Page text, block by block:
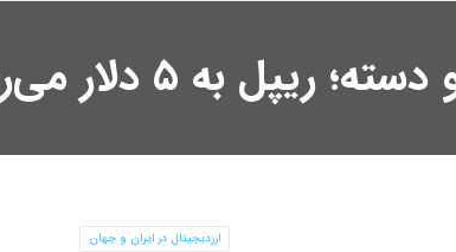
به ۵ دلار می‌رسد؟
ارزدیجیتال در ایران و جهان